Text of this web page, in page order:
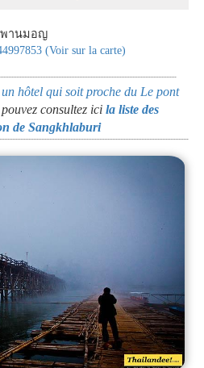
พานมอญ
(Voir sur la carte)
un hôtel qui soit proche du Le pont
pouvez consultez icila liste des
de Sangkhlaburi